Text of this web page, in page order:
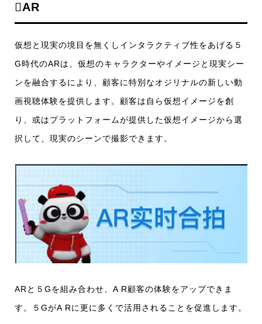
AR
仮想と現実の境目を無くしインタラクティブ性をあげる５
G時代のARは、仮想のキャラクターやイメージと現実シー
ンを融合するにより、顧客に特別なオジリナルの新しい動
画視聴体験を提供します。顧客は自ら仮想イメージを創
り、或はプラットフォームが提供した仮想イメージから選
択して、現実のシーンで撮影できます。
ARと５Gを組み合わせ、A R顧客の体験をアップできま
す。５GがA Rに更に多くで活用されることを促進します。